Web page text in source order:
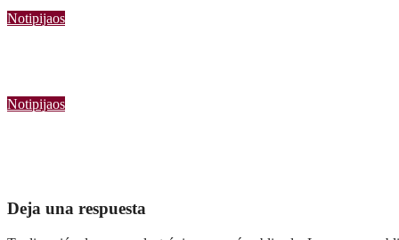
Notipijaos
Notipijaos
Deja una respuesta